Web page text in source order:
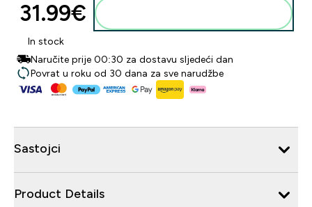
31.99€‎
In stock
Naručite prije 00:30 za dostavu sljedeći dan
Povrat u roku od 30 dana za sve narudžbe
Sastojci
Product Details